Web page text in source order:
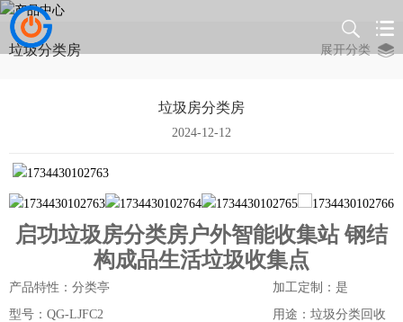
垃圾分类房 展开分类
垃圾房分类房
2024-12-12
启功垃圾房分类房户外智能收集站 钢结
构成品生活垃圾收集点
产品特性：分类亭
加工定制：是
型号：QG-LJFC2
用途：垃圾分类回收